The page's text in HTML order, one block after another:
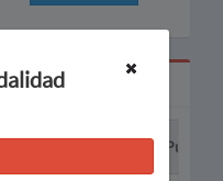
Puesto